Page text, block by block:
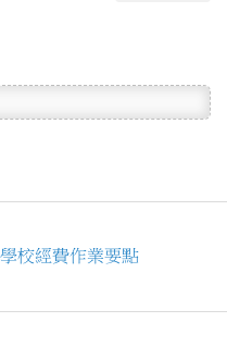
校經費作業要點